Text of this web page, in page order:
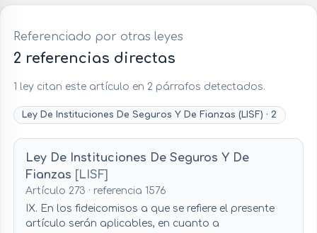
Referenciado por otras leyes
2 referencias directas
1 ley citan este artículo en 2 párrafos detectados.
Ley De Instituciones De Seguros Y De Fianzas (LISF) · 2
Ley De Instituciones De Seguros Y De
Fianzas [LISF]
Artículo 273 · referencia 1576
IX. En los fideicomisos a que se refiere el presente
artículo serán aplicables, en cuanto a